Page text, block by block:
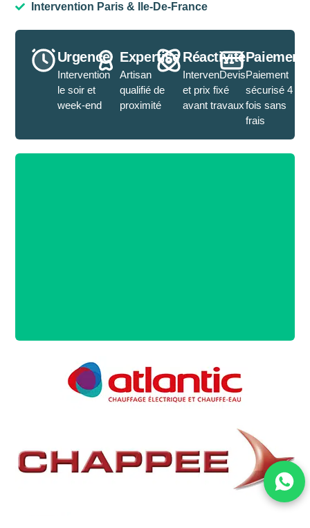
Intervention Paris & Ile-De-France
Urgence
Intervention
le soir et
week-end
Expertise
Artisan
qualifié de
proximité
Réactivité
IntervenDevis
et prix fixé
avant travaux
Paiement
Paiement
sécurisé 4
fois sans
frais